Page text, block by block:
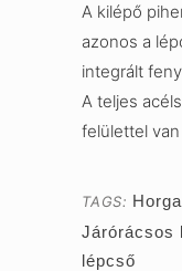
A kilépő
azonos a
integrált
A teljes
felülettel van
TAGS:
Járórácsos
lépcső